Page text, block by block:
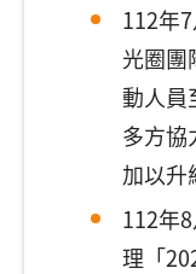
112年
光圈團
動人員
多方協
加以升
112年
理「